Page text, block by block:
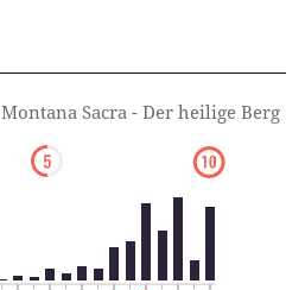
Montana Sacra - Der heilige Berg